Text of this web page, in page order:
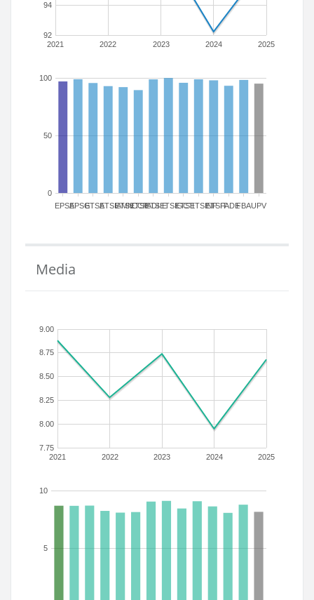
2021 2022 2023 2024 2025
92
94
EPSAEPSGETSAETSIAMN
ETSICCP
ETSIADI
ETSIEETSIGCT
ETSIIETSINFETSITFADEFBAUPV
0
50
100
Media
2021 2022 2023 2024 2025
7.75
8.00
8.25
8.50
8.75
9.00
5
10